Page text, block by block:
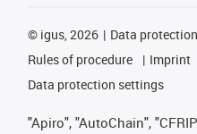
© igus, 2026 Data protection
Rules of procedure
Imprint
Data protection settings
"Apiro", "AutoChain",